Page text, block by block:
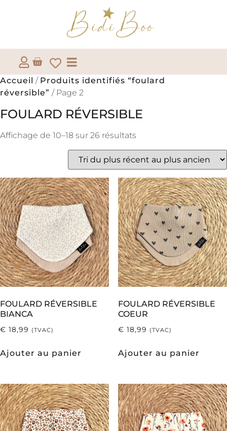
Accueil / Produits identifiés “foulard
réversible” / Page 2
FOULARD RÉVERSIBLE
Affichage de 10–18 sur 26 résultats
FOULARD RÉVERSIBLE
BIANCA
€ 18,99 (TVAC)
Ajouter au panier
FOULARD RÉVERSIBLE
COEUR
€ 18,99 (TVAC)
Ajouter au panier